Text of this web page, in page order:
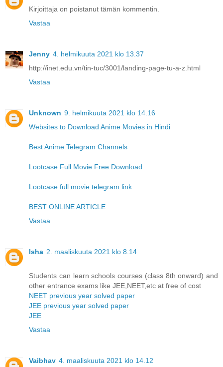
Kirjoittaja on poistanut tämän kommentin.
Vastaa
Jenny 4. helmikuuta 2021 klo 13.37
http://inet.edu.vn/tin-tuc/3001/landing-page-tu-a-z.html
Vastaa
Unknown 9. helmikuuta 2021 klo 14.16
Websites to Download Anime Movies in Hindi
Best Anime Telegram Channels
Lootcase Full Movie Free Download
Lootcase full movie telegram link
BEST ONLINE ARTICLE
Vastaa
Isha 2. maaliskuuta 2021 klo 8.14
Students can learn schools courses (class 8th onward) and
other entrance exams like JEE,NEET,etc at free of cost
NEET previous year solved paper
JEE previous year solved paper
JEE
Vastaa
Vaibhav 4. maaliskuuta 2021 klo 14.12